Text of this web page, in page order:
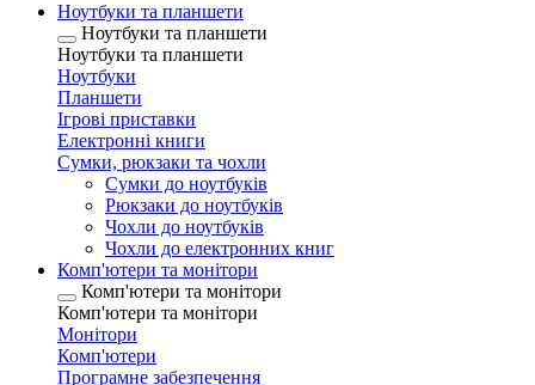
Ноутбуки та планшети
Ноутбуки та планшети
Ноутбуки та планшети
Ноутбуки
Планшети
Ігрові приставки
Електронні книги
Сумки, рюкзаки та чохли
Сумки до ноутбуків
Рюкзаки до ноутбуків
Чохли до ноутбуків
Чохли до електронних книг
Комп'ютери та монітори
Комп'ютери та монітори
Комп'ютери та монітори
Монітори
Комп'ютери
Програмне забезпечення